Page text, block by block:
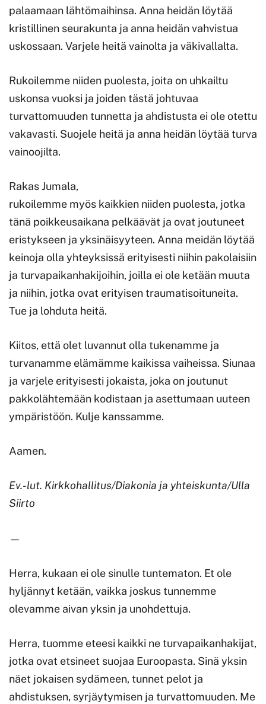
palaamaan lähtömaihinsa. Anna heidän löytää
kristillinen seurakunta ja anna heidän vahvistua
uskossaan. Varjele heitä vainolta ja väkivallalta.
Rukoilemme niiden puolesta, joita on uhkailtu
uskonsa vuoksi ja joiden tästä johtuvaa
turvattomuuden tunnetta ja ahdistusta ei ole otettu
vakavasti. Suojele heitä ja anna heidän löytää turva
vainoojilta.
Rakas Jumala,
rukoilemme myös kaikkien niiden puolesta, jotka
tänä poikkeusaikana pelkäävät ja ovat joutuneet
eristykseen ja yksinäisyyteen. Anna meidän löytää
keinoja olla yhteyksissä erityisesti niihin pakolaisiin
ja turvapaikanhakijoihin, joilla ei ole ketään muuta
ja niihin, jotka ovat erityisen traumatisoituneita.
Tue ja lohduta heitä.
Kiitos, että olet luvannut olla tukenamme ja
turvanamme elämämme kaikissa vaiheissa. Siunaa
ja varjele erityisesti jokaista, joka on joutunut
pakkolähtemään kodistaan ja asettumaan uuteen
ympäristöön. Kulje kanssamme.
Aamen.
Ev.-lut. Kirkkohallitus/Diakonia ja yhteiskunta/Ulla
Siirto
—
Herra, kukaan ei ole sinulle tuntematon. Et ole
hyljännyt ketään, vaikka joskus tunnemme
olevamme aivan yksin ja unohdettuja.
Herra, tuomme eteesi kaikki ne turvapaikanhakijat,
jotka ovat etsineet suojaa Euroopasta. Sinä yksin
näet jokaisen sydämeen, tunnet pelot ja
ahdistuksen, syrjäytymisen ja turvattomuuden. Me